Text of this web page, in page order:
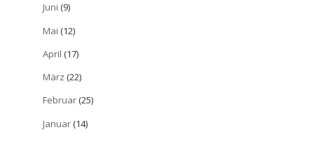
Juni (9)
Mai (12)
April (17)
März (22)
Februar(25)
Januar(14)